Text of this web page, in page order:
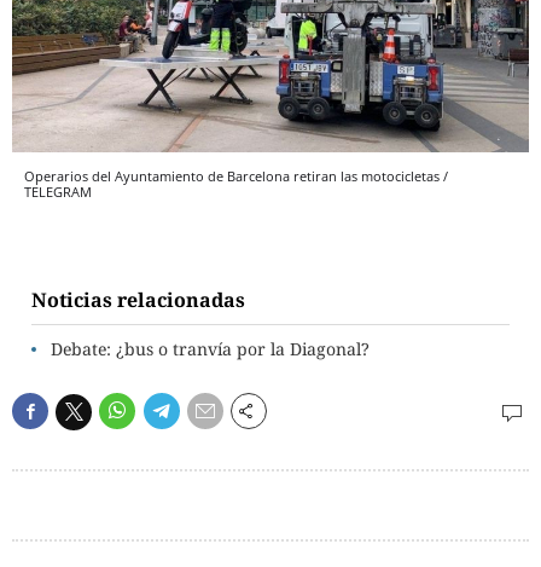
Operarios del Ayuntamiento de Barcelona retiran las motocicletas /
TELEGRAM
Noticias relacionadas
Debate: ¿bus o tranvía por la Diagonal?